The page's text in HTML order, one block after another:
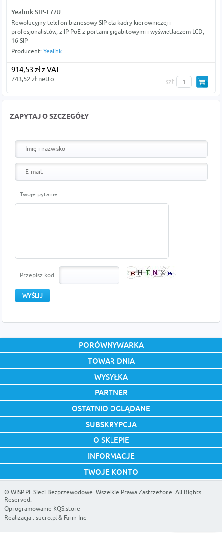
Yealink SIP-T77U
Rewolucyjny telefon biznesowy SIP dla kadry kierowniczej i
profesjonalistów, z IP PoE z portami gigabitowymi i wyświetlaczem LCD,
16 SIP
Producent: Yealink
914,53 zł z VAT
743,52 zł netto szt
ZAPYTAJ O SZCZEGÓŁY
Twoje pytanie:
Przepisz kod
PORÓWNYWARKA
TOWAR DNIA
WYSYŁKA
PARTNER
OSTATNIO OGLĄDANE
SUBSKRYPCJA
O SKLEPIE
INFORMACJE
TWOJE KONTO
© WISP.PL Sieci Bezprzewodowe. Wszelkie Prawa Zastrzeżone. All Rights
Reserved.
Oprogramowanie KQS.store
Realizacja : sucro.pl& Farin Inc